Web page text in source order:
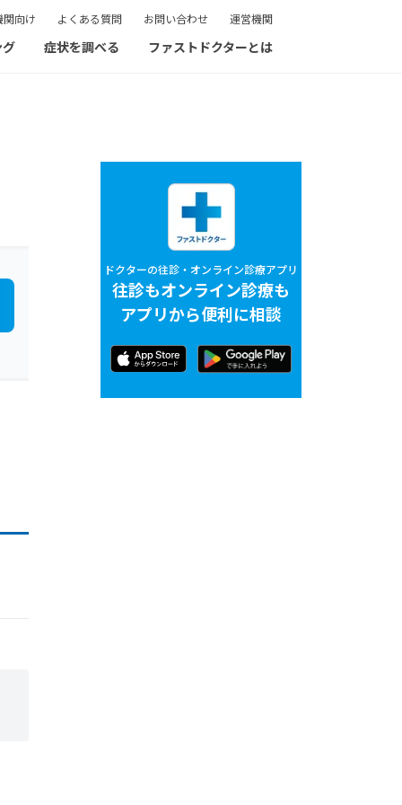
関向け よくある質問 お問い合わせ 運営機関
症状を調べる ファストドクターとは
ドクターの往診・オンライン診療アプリ
往診もオンライン診療も
アプリから便利に相談